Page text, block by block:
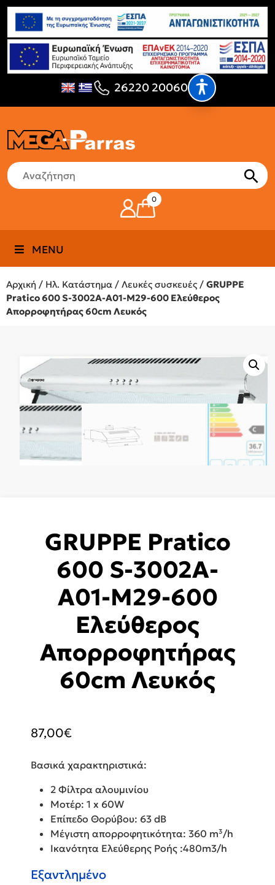
26220 20060
0
MENU
Αρχική / Ηλ. Κατάστημα / Λευκές συσκευές / GRUPPE
Pratico 600 S-3002A-A01-M29-600 Ελεύθερος
Απορροφητήρας 60cm Λευκός
GRUPPE Pratico
600 S-3002A-
A01-M29-600
Ελεύθερος
Απορροφητήρας
60cm Λευκός
87,00€
Βασικά χαρακτηριστικά:
2 Φίλτρα αλουμινίου
Μοτέρ: 1 x 60W
Επίπεδο Θορύβου: 63 dB
Μέγιστη απορροφητικότητα: 360 m³/h
Ικανότητα Ελεύθερης Ροής :480m3/h
Εξαντλημένο